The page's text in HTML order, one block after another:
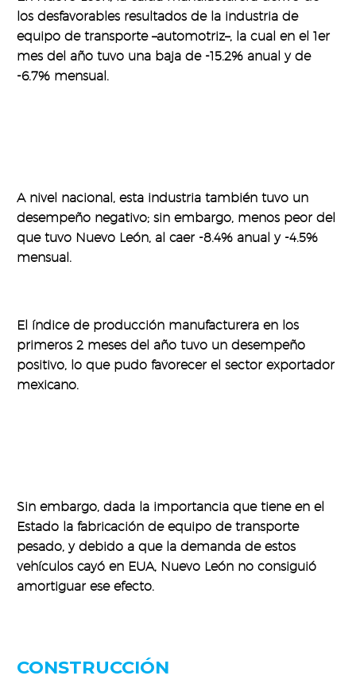
los desfavorables resultados de la industria de
equipo de transporte –automotriz–, la cual en el 1er
mes del año tuvo una baja de -15.2% anual y de
-6.7% mensual.
A nivel nacional, esta industria también tuvo un
desempeño negativo; sin embargo, menos peor del
que tuvo Nuevo León, al caer -8.4% anual y -4.5%
mensual.
El índice de producción manufacturera en los
primeros 2 meses del año tuvo un desempeño
positivo, lo que pudo favorecer el sector exportador
mexicano.
Sin embargo, dada la importancia que tiene en el
Estado la fabricación de equipo de transporte
pesado, y debido a que la demanda de estos
vehículos cayó en EUA, Nuevo León no consiguió
amortiguar ese efecto.
CONSTRUCCIÓN